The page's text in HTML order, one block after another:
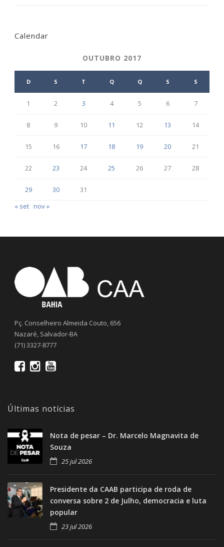
Calendar
OUTUBRO 2017
D S T Q Q S S
1 2 3 4 5 6 7
8 9 10 11 12 13 14
15 16 17 18 19 20 21
22 23 24 25 26 27 28
29 30
31
« set nov »
Pç. Conselheiro Almeida Couto, 656
Nazaré, Salvador-BA
(71) 3327-8777
Últimas notícias
Nota de pesar – Dr. Marcelo Magnavita de
Souza
25 jul 2026
Presidente da CAAB participa de roda de
conversa sobre 2 de Julho, democracia e luta
popular
23 jul 2026